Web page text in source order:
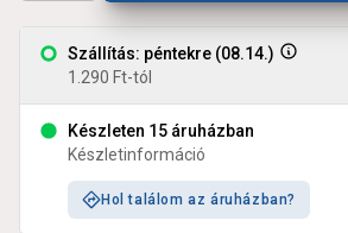
Szállítás: péntekre (08.14.)
1.290 Ft-tól
Készleten 15 áruházban
Készletinformáció
Hol találom az áruházban?